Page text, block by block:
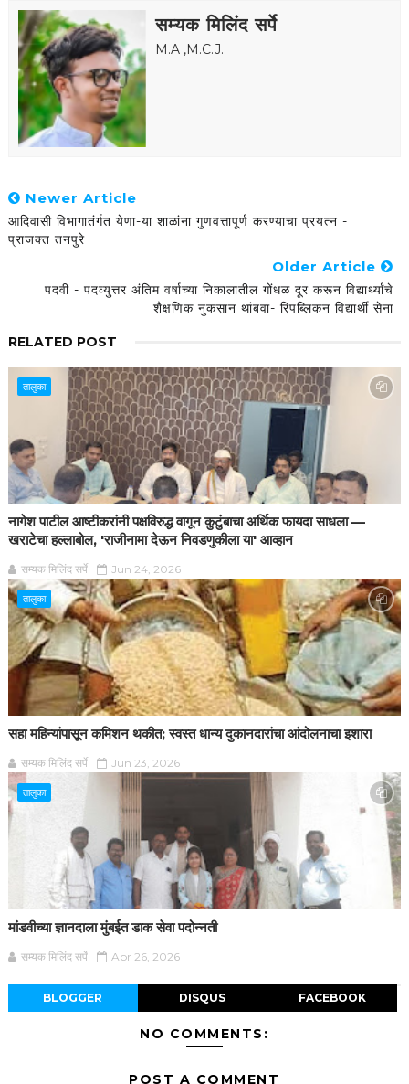
सम्यक मिलिंद सर्पे
M.A ,M.C.J.
Newer Article
आदिवासी विभागातंर्गत येणा-या शाळांना गुणवत्तापूर्ण करण्याचा प्रयत्न -
प्राजक्त तनपुरे
Older Article
पदवी - पदव्युत्तर अंतिम वर्षाच्या निकालातील गोंधळ दूर करून विद्यार्थ्यांचे
शैक्षणिक नुकसान थांबवा- रिपब्लिकन विद्यार्थी सेना
RELATED POST
तालुका
नागेश पाटील आष्टीकरांनी पक्षविरुद्ध वागून कुटुंबाचा अर्थिक फायदा साधला —
खराटेचा हल्लाबोल, 'राजीनामा देऊन निवडणुकीला या' आव्हान
सम्यक मिलिंद सर्पे Jun 24, 2026
तालुका
सहा महिन्यांपासून कमिशन थकीत; स्वस्त धान्य दुकानदारांचा आंदोलनाचा इशारा
सम्यक मिलिंद सर्पे Jun 23, 2026
तालुका
मांडवीच्या ज्ञानदाला मुंबईत डाक सेवा पदोन्नती
सम्यक मिलिंद सर्पे Apr 26, 2026
BLOGGER DISQUS FACEBOOK
NO COMMENTS:
POST A COMMENT